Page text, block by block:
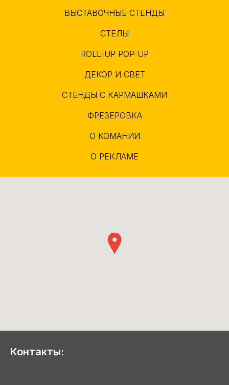
ВЫСТАВОЧНЫЕ СТЕНДЫ
СТЕЛЫ
ROLL-UP POP-UP
ДЕКОР И СВЕТ
СТЕНДЫ С КАРМАШКАМИ
ФРЕЗЕРОВКА
О КОМАНИИ
О РЕКЛАМЕ
Контакты: